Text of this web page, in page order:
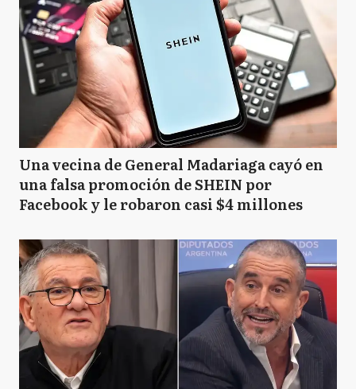
Una vecina de General Madariaga cayó en
una falsa promoción de SHEIN por
Facebook y le robaron casi $4 millones